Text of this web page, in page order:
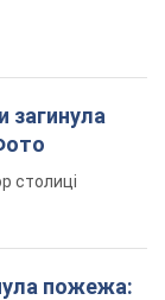
загинула
столиці
пожежа: